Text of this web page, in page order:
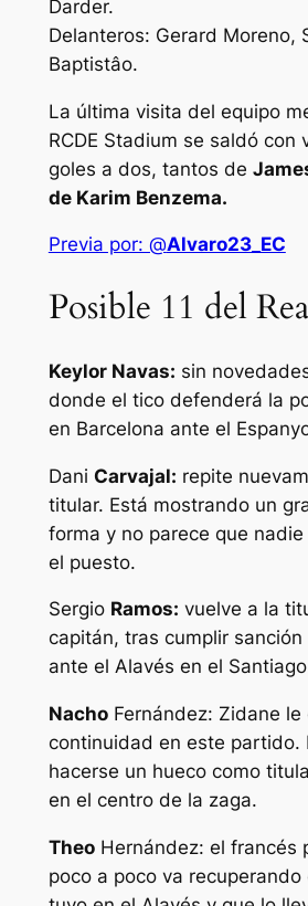
Darder.
Delanteros: Gerard Moreno,
Baptistâo.
La última visita del equipo
RCDE Stadium se saldó con
goles a dos, tantos de
de Karim Benzema.
Previa por: @Alvaro23_EC
Posible 11 del
Keylor Navas: sin
donde el tico defenderá la
en Barcelona ante el
Dani Carvajal: repite
titular. Está mostrando un
forma y no parece que
el puesto.
Sergio Ramos: vuelve a la
capitán, tras cumplir
ante el Alavés en el
NachoFernández: Zidane le
continuidad en este partido.
hacerse un hueco como
en el centro de la zaga.
TheoHernández: el francés
poco a poco va recuperando